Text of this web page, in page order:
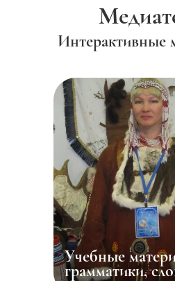
Интерактивные
Учебные
грамматики,